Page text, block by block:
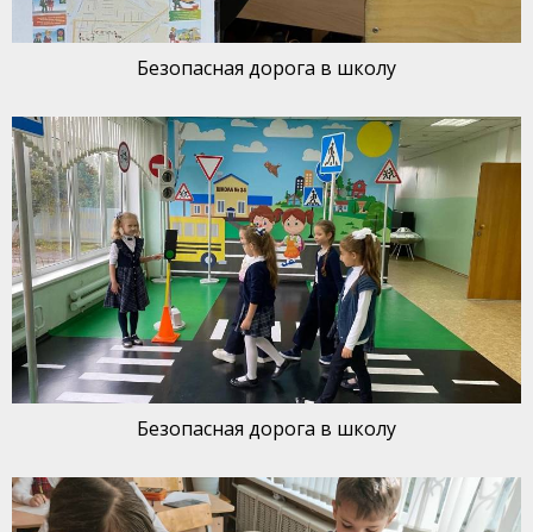
Безопасная дорога в школу
Безопасная дорога в школу